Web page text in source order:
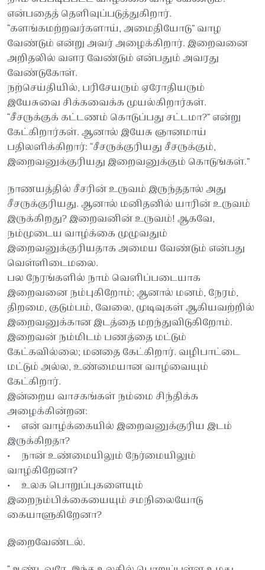
என்பதைத் தெளிவுப்படுத்துகிறார்.
“களங்கமற்றவர்களாய், அமைதியோடு” வாழ
வேண்டும் என்று அவர் அழைக்கிறார். இறைவனை
அறிதலில் வளர வேண்டும் என்பதும் அவரது
வேண்டுகோள்.
நற்செய்தியில், பரிசேயரும் ஏரோதியரும்
இயேசுவை சிக்கவைக்க முயல்கிறார்கள்.
“சீசருக்குக் கட்டணம் கொடுப்பது சட்டமா?” என்று
கேட்கிறார்கள். ஆனால் இயேசு ஞானமாய்
பதிலளிக்கிறார்: “சீசருக்குரியது சீசருக்கும்,
இறைவனுக்குரியது இறைவனுக்கும் கொடுங்கள்.”
நாணயத்தில் சீசரின் உருவம் இருந்ததால் அது
சீசருக்குரியது. ஆனால் மனிதனில் யாரின் உருவம்
இருக்கிறது? இறைவனின் உருவம்! ஆகவே,
நம்முடைய வாழ்க்கை முழுவதும்
இறைவனுக்குரியதாக அமைய வேண்டும் என்பது
வெள்ளிடைமலை.
பல நேரங்களில் நாம் வெளிப்படையாக
இறைவனை நம்புகிறோம்; ஆனால் மனம், நேரம்,
திறமை, குடும்பம், வேலை, முடிவுகள் ஆகியவற்றில்
இறைவனுக்கான இடத்தை மறந்துவிடுகிறோம்.
இறைவன் நம்மிடம் பணத்தை மட்டும்
கேட்கவில்லை; மனதை கேட்கிறார். வழிபாட்டை
மட்டும் அல்ல, உண்மையான வாழ்வையும்
கேட்கிறார்.
இன்றைய வாசகங்கள் நம்மை சிந்திக்க
அழைக்கின்றன:
• என் வாழ்க்கையில் இறைவனுக்குரிய இடம்
இருக்கிறதா?
• நான் உண்மையிலும் நேர்மையிலும்
வாழ்கிறேனா?
• உலக பொறுப்புகளையும்
இறைநம்பிக்கையையும் சமநிலையோடு
கையாளுகிறேனா?
இறைவேண்டல்.